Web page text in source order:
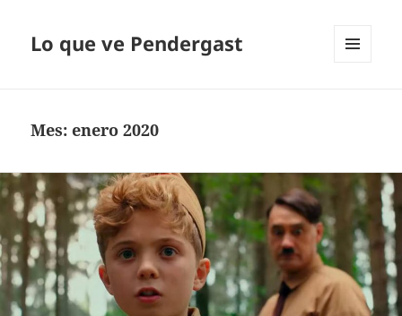
Lo que ve Pendergast
Mes:enero 2020